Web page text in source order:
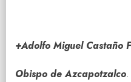
+Adolfo Miguel Castaño
Obispo de Azcapotzalco.